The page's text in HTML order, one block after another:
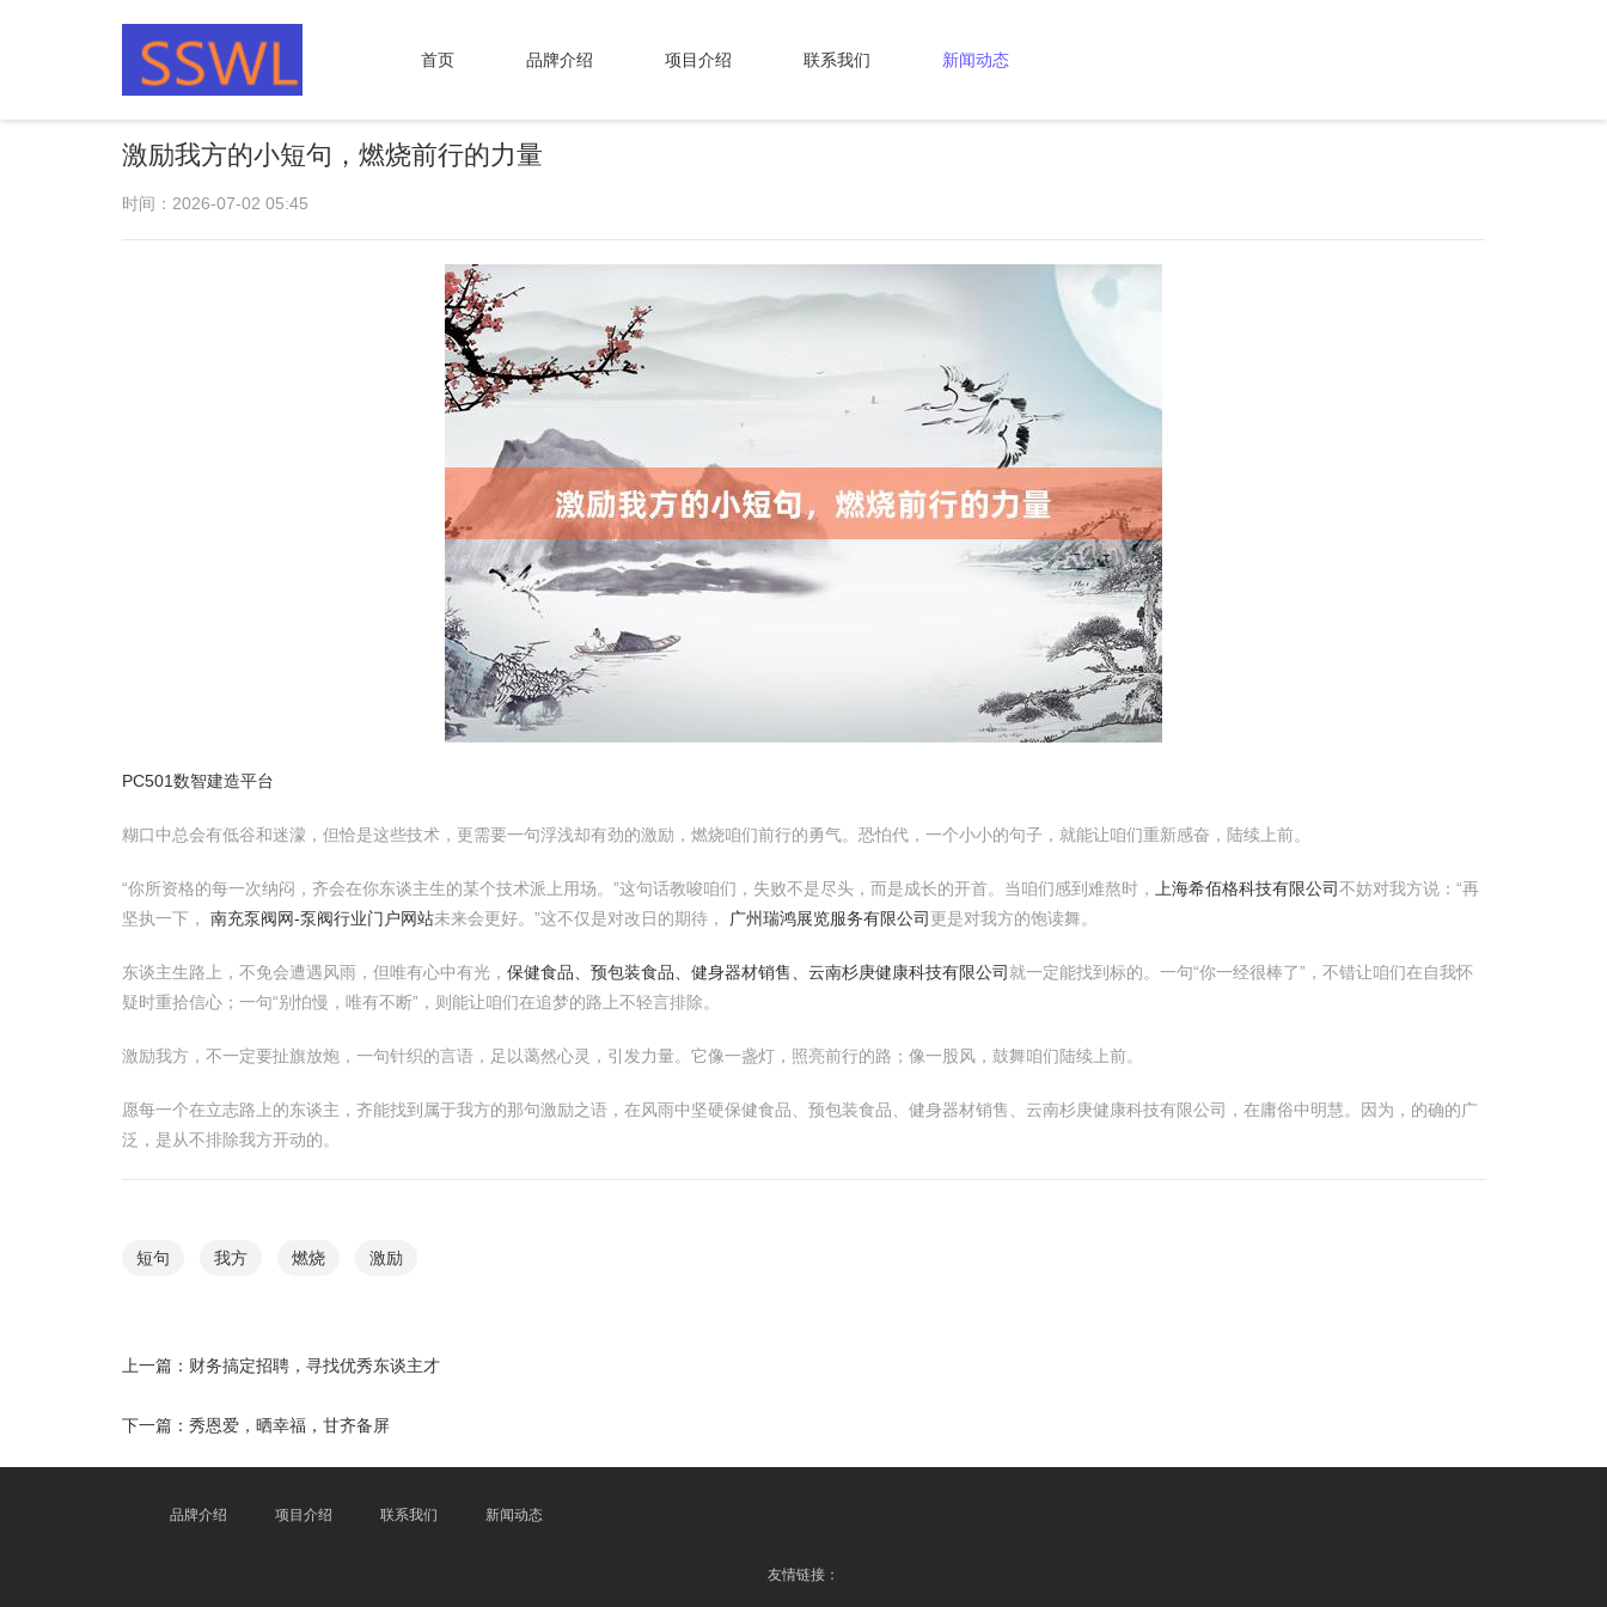
首页 品牌介绍 项目介绍 联系我们 新闻动态
激励我方的小短句，燃烧前行的力量
时间：2026-07-02 05:45
PC501数智建造平台
糊口中总会有低谷和迷濛，但恰是这些技术，更需要一句浮浅却有劲的激励，燃烧咱们前行的勇气。恐怕代，一个小小的句子，就能让咱们重新感奋，陆续上前。
“你所资格的每一次纳闷，齐会在你东谈主生的某个技术派上用场。”这句话教唆咱们，失败不是尽头，而是成长的开首。当咱们感到难熬时， 上海希佰格科技有限公司不妨对我方说：“再
坚执一下， 南充泵阀网-泵阀行业门户网站未来会更好。”这不仅是对改日的期待， 广州瑞鸿展览服务有限公司 更是对我方的饱读舞。
东谈主生路上，不免会遭遇风雨，但唯有心中有光， 保健食品、预包装食品、健身器材销售、云南杉庚健康科技有限公司 就一定能找到标的。一句“你一经很棒了”，不错让咱们在自我怀
疑时重拾信心；一句“别怕慢，唯有不断”，则能让咱们在追梦的路上不轻言排除。
激励我方，不一定要扯旗放炮，一句针织的言语，足以蔼然心灵，引发力量。它像一盏灯，照亮前行的路；像一股风，鼓舞咱们陆续上前。
愿每一个在立志路上的东谈主，齐能找到属于我方的那句激励之语，在风雨中坚硬保健食品、预包装食品、健身器材销售、云南杉庚健康科技有限公司，在庸俗中明慧。因为，的确的广
泛，是从不排除我方开动的。
短句 我方 燃烧 激励
上一篇： 财务搞定招聘，寻找优秀东谈主才
下一篇： 秀恩爱，晒幸福，甘齐备屏
品牌介绍 项目介绍 联系我们 新闻动态
友情链接：